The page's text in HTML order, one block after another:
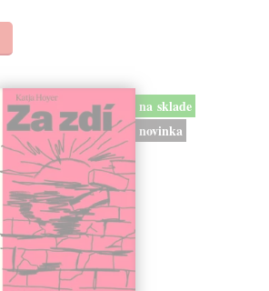
na sklade
novinka